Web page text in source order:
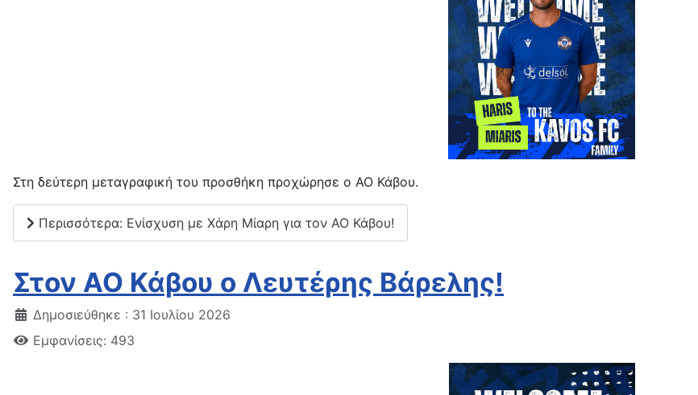
Στη δεύτερη μεταγραφική του προσθήκη προχώρησε ο ΑΟ Κάβου.
Περισσότερα: Ενίσχυση με Χάρη Μίαρη για τον ΑΟ Κάβου!
Στον ΑΟ Κάβου ο Λευτέρης Βάρελης!
Δημοσιεύθηκε : 31 Ιουλίου 2026
Εμφανίσεις: 493